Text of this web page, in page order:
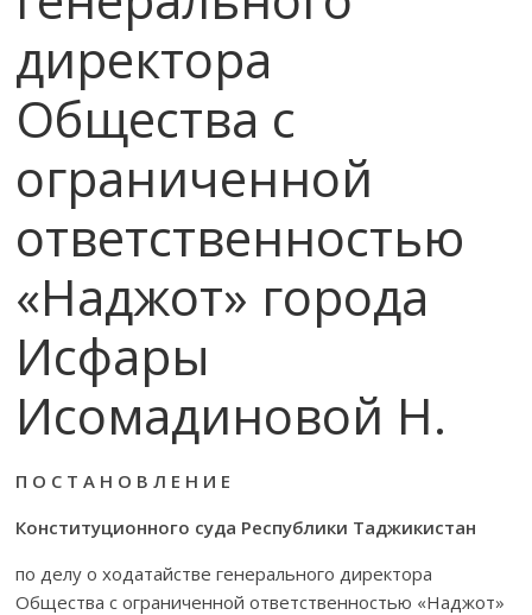
директора
Общества с
ограниченной
ответственностью
«Наджот» города
Исфары
Исомадиновой Н.
П О С Т А Н О В Л Е Н И Е
Конституционного суда Республики Таджикистан
по делу о ходатайстве генерального директора
Общества с ограниченной ответственнос­тью «Наджот»